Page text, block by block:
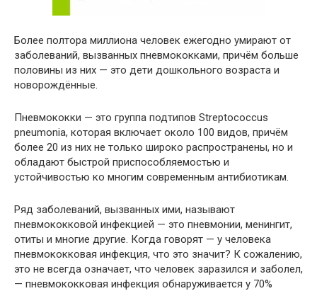
Более полтора миллиона человек ежегодно умирают от
заболеваний, вызванных пневмококками, причём больше
половины из них — это дети дошкольного возраста и
новорождённые.
Пневмококки — это группа подтипов Streptococcus
pneumonia, которая включает около 100 видов, причём
более 20 из них не только широко распространены, но и
обладают быстрой приспособляемостью и
устойчивостью ко многим современным антибиотикам.
Ряд заболеваний, вызванных ими, называют
пневмококковой инфекцией — это пневмонии, менингит,
отиты и многие другие. Когда говорят — у человека
пневмококковая инфекция, что это значит? К сожалению,
это не всегда означает, что человек заразился и заболел,
— пневмококковая инфекция обнаруживается у 70%